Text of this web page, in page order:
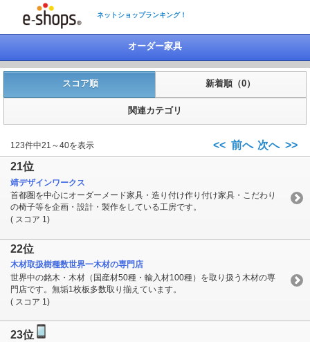
ネットショップランキング！
オーダー家具
スコア順 新着順（0）
関連カテゴリ
123件中21～40を表示 << 前へ 次へ >>
21位
靖デザインワークス
首都圏を中心にオーダーメード家具・造り付け作り付け家具・こだわり
の椅子等を企画・設計・製作をしている工房です。
( スコア 1)
22位
木材取扱樹種数世界一木材の専門店
世界中の銘木・木材（国産材50種・輸入材100種）を取り扱う木材の専
門店です。無垢1枚板多数取り揃えています。
( スコア 1)
23位